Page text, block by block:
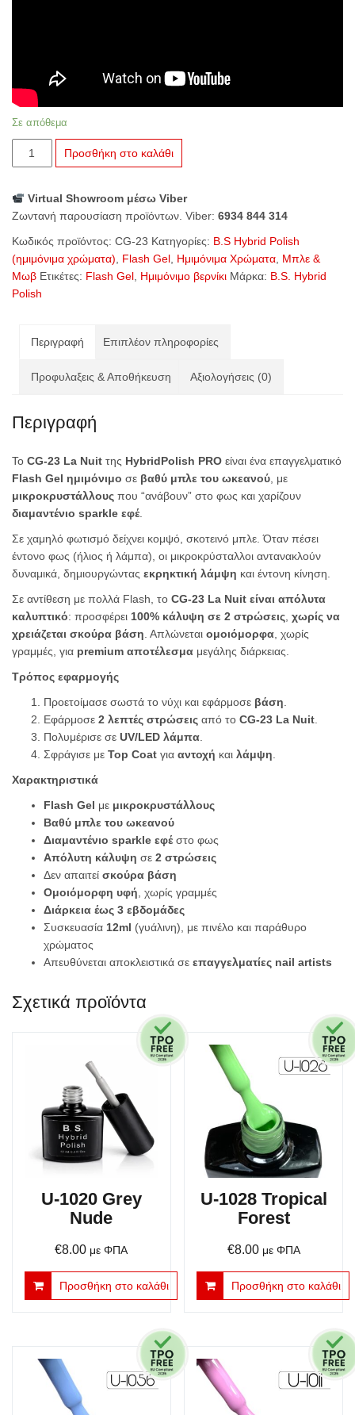
Σε απόθεμα
CG-
23
Nuit
ποσότητα
Προσθήκη στο καλάθι
Virtual Showroom μέσω Viber
Ζωντανή παρουσίαση προϊόντων. Viber: 6934 844 314
Κωδικός προϊόντος: CG-23 Κατηγορίες: B.S Hybrid Polish
(ημιμόνιμα χρώματα)
Flash Gel Ημιμόνιμα Χρώματα Μπλε &
Μωβ Ετικέτες: Flash Gel Ημιμόνιμο βερνίκι Μάρκα: B.S. Hybrid
Polish
Περιγραφή Επιπλέον πληροφορίες
Προφυλαξεις & Αποθήκευση Αξιολογήσεις (0)
Περιγραφή
Το CG-23 La Nuit της HybridPolish PRO είναι ένα επαγγελματικό
Flash Gel ημιμόνιμο σε βαθύ μπλε του ωκεανού , με
μικροκρυστάλλους που “ανάβουν” στο φως και χαρίζουν
διαμαντένιο sparkle εφέ
Σε χαμηλό φωτισμό δείχνει κομψό, σκοτεινό μπλε. Όταν πέσει
έντονο φως (ήλιος ή λάμπα), οι μικροκρύσταλλοι αντανακλούν
δυναμικά, δημιουργώντας εκρηκτική λάμψη και έντονη κίνηση.
Σε αντίθεση με πολλά Flash, το CG-23 La Nuit είναι απόλυτα
καλυπτικό: προσφέρει 100% κάλυψη σε 2 στρώσεις χωρίς να
χρειάζεται σκούρα βάση . Απλώνεται ομοιόμορφα , χωρίς
γραμμές, για premium αποτέλεσμα μεγάλης διάρκειας.
Τρόπος εφαρμογής
Προετοίμασε σωστά το νύχι και εφάρμοσε βάση
Εφάρμοσε 2 λεπτές στρώσεις από το CG-23 La Nuit
Πολυμέρισε σε UV/LED λάμπα
Σφράγισε με Top Coat για αντοχή και λάμψη
Χαρακτηριστικά
Flash Gel με μικροκρυστάλλους
Βαθύ μπλε του ωκεανού
Διαμαντένιο sparkle εφέ στο φως
Απόλυτη κάλυψη σε 2 στρώσεις
Δεν απαιτεί σκούρα βάση
Ομοιόμορφη υφή , χωρίς γραμμές
Διάρκεια έως 3 εβδομάδες
Συσκευασία 12ml (γυάλινη), με πινέλο και παράθυρο
χρώματος
Απευθύνεται αποκλειστικά σε επαγγελματίες nail artists
Σχετικά προϊόντα
U-1020 Grey
Nude
€8.00 με ΦΠΑ
Προσθήκη στο καλάθι
U-1028 Tropical
Forest
€8.00 με ΦΠΑ
Προσθήκη στο καλάθι